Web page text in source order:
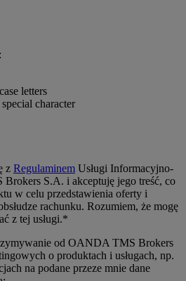
letters
character
z Regulaminem Usługi Informacyjno-
S.A. i akceptuję jego treść, co
w celu przedstawienia oferty i
rachunku. Rozumiem, że mogę
z tej usługi.*
od OANDA TMS Brokers
o produktach i usługach, np.
na podane przeze mnie dane